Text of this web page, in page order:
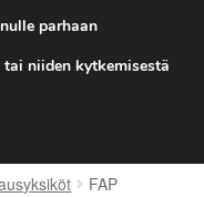
7 EUR
FAP
parhaan
niiden kytkemisestä